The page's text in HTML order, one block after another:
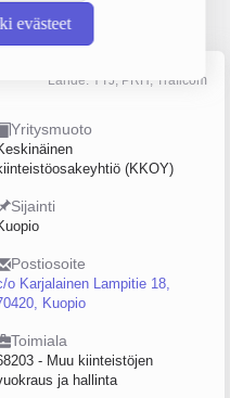
evästeet
Päättäjätiedot
Lähde: YTJ, PRH, Traficom
Yritysmuoto
(KKOY)
Sijainti
Postiosoite
o Karjalainen Lampitie 18,
Kuopio
Toimiala
- Muu kiinteistöjen
ja hallinta